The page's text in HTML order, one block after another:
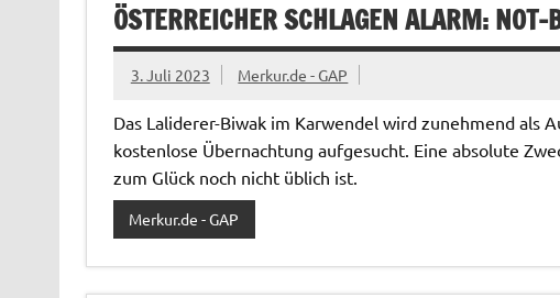
ÖSTERREICHER SCHLAGEN ALARM:
3. Juli 2023 Merkur.de - GAP
Das Laliderer-Biwak im Karwendel wird zunehmend als
kostenlose Übernachtung aufgesucht. Eine absolute
zum Glück noch nicht üblich ist.
Merkur.de - GAP